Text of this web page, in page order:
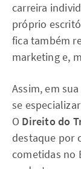
carreira
próprio
fica também
marketing e,
Assim, em
se
O Direito do
destaque por
cometidas no